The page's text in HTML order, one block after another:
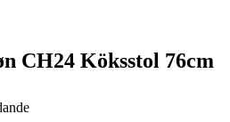
CH24 Köksstol 76cm